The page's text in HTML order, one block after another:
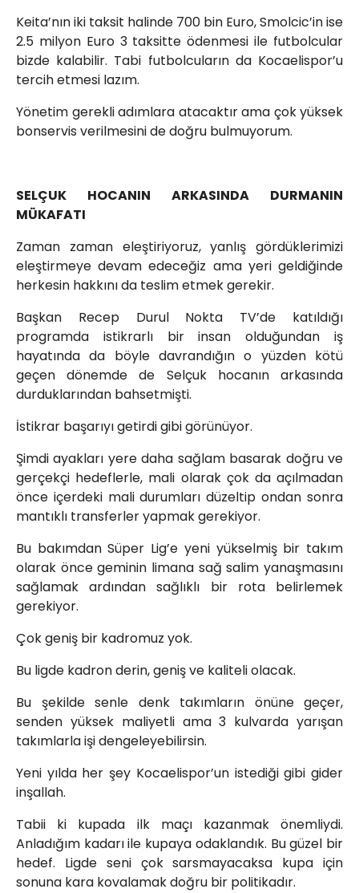
Keita’nın iki taksit halinde 700 bin Euro, Smolcic’in ise
2.5 milyon Euro 3 taksitte ödenmesi ile futbolcular
bizde kalabilir. Tabi futbolcuların da Kocaelispor’u
tercih etmesi lazım.
Yönetim gerekli adımlara atacaktır ama çok yüksek
bonservis verilmesini de doğru bulmuyorum.
SELÇUK HOCANIN ARKASINDA DURMANIN
MÜKAFATI
Zaman zaman eleştiriyoruz, yanlış gördüklerimizi
eleştirmeye devam edeceğiz ama yeri geldiğinde
herkesin hakkını da teslim etmek gerekir.
Başkan Recep Durul Nokta TV’de katıldığı
programda istikrarlı bir insan olduğundan iş
hayatında da böyle davrandığın o yüzden kötü
geçen dönemde de Selçuk hocanın arkasında
durduklarından bahsetmişti.
İstikrar başarıyı getirdi gibi görünüyor.
Şimdi ayakları yere daha sağlam basarak doğru ve
gerçekçi hedeflerle, mali olarak çok da açılmadan
önce içerdeki mali durumları düzeltip ondan sonra
mantıklı transferler yapmak gerekiyor.
Bu bakımdan Süper Lig’e yeni yükselmiş bir takım
olarak önce geminin limana sağ salim yanaşmasını
sağlamak ardından sağlıklı bir rota belirlemek
gerekiyor.
Çok geniş bir kadromuz yok.
Bu ligde kadron derin, geniş ve kaliteli olacak.
Bu şekilde senle denk takımların önüne geçer,
senden yüksek maliyetli ama 3 kulvarda yarışan
takımlarla işi dengeleyebilirsin.
Yeni yılda her şey Kocaelispor’un istediği gibi gider
inşallah.
Tabii ki kupada ilk maçı kazanmak önemliydi.
Anladığım kadarı ile kupaya odaklandık. Bu güzel bir
hedef. Ligde seni çok sarsmayacaksa kupa için
sonuna kara kovalamak doğru bir politikadır.